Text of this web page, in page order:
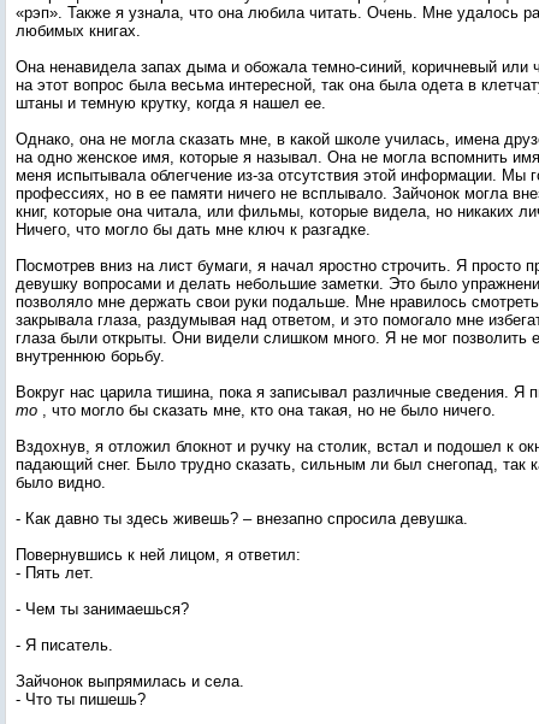
«рэп». Также я узнала, что она любила читать. Очень. Мне удалось
любимых книгах.
Она ненавидела запах дыма и обожала темно-синий, коричневый или
на этот вопрос была весьма интересной, так она была одета в
штаны и темную крутку, когда я нашел ее.
Однако, она не могла сказать мне, в какой школе училась, имена
на одно женское имя, которые я называл. Она не могла вспомнить
меня испытывала облегчение из-за отсутствия этой информации. Мы
профессиях, но в ее памяти ничего не всплывало. Зайчонок могла
книг, которые она читала, или фильмы, которые видела, но никаких
Ничего, что могло бы дать мне ключ к разгадке.
Посмотрев вниз на лист бумаги, я начал яростно строчить. Я просто
девушку вопросами и делать небольшие заметки. Это было
позволяло мне держать свои руки подальше. Мне нравилось
закрывала глаза, раздумывая над ответом, и это помогало мне
глаза были открыты. Они видели слишком много. Я не мог позволить
внутреннюю борьбу.
Вокруг нас царила тишина, пока я записывал различные сведения. Я
то , что могло бы сказать мне, кто она такая, но не было ничего.
Вздохнув, я отложил блокнот и ручку на столик, встал и подошел к
падающий снег. Было трудно сказать, сильным ли был снегопад, так
было видно.
- Как давно ты здесь живешь? – внезапно спросила девушка.
Повернувшись к ней лицом, я ответил:
- Пять лет.
- Чем ты занимаешься?
- Я писатель.
Зайчонок выпрямилась и села.
- Что ты пишешь?